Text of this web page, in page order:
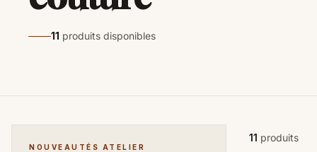
11 produits disponibles
NOUVEAUTÉS ATELIER
11 produits